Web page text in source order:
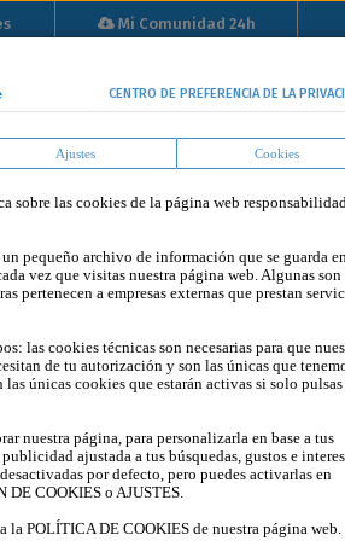
Mi Comunidad 24h
Tutoriales Tarifas Blog
EL PRESIDENTE DE LA
COBRAR POR SU
SEPTIEMBRE DE 2025 POR FINCASOFT
CENTRO DE PREFERENCIA DE LA
Ajustes Cookies
sobre las cookies de la página web
pequeño archivo de información que se guarda
vez que visitas nuestra página web. Algunas son
pertenecen a empresas externas que prestan
las cookies técnicas son necesarias para que
de tu autorización y son las únicas que
únicas cookies que estarán activas si solo
nuestra página, para personalizarla en base a tus
ajustada a tus búsquedas, gustos e
por defecto, pero puedes activarlas en
DE COOKIES o AJUSTES.
la POLÍTICA DE COOKIES de nuestra página web.